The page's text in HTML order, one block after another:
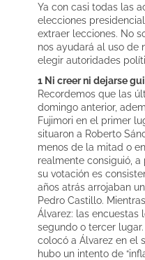
Ya con casi todas las
elecciones
extraer lecciones. No
nos ayudará al uso de
elegir autoridades
1 Ni creer ni dejarse
Recordemos que las
domingo anterior,
Fujimori en el primer
situaron a Roberto
menos de la mitad o
realmente consiguió,
su votación es
años atrás arrojaban
Pedro Castillo.
Álvarez: las encuestas
segundo o tercer
colocó a Álvarez en el
hubo un intento de